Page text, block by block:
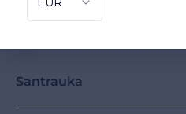
Santrauka